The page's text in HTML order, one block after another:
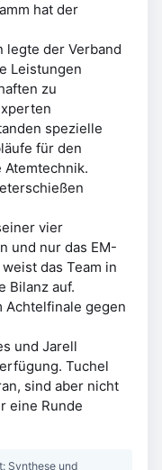
hat der
legte der Verband
Leistungen
zu
spezielle
für den
vier
und nur das EM-
das Team in
Bilanz auf.
Achtelfinale gegen
und Jarell
Tuchel
sind aber nicht
eine Runde
Synthese und